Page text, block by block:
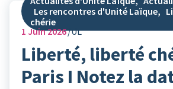
Les rencontres d'Unité Laïque,
chérie
1 Juin 2026 UL
Liberté, liberté
Paris I Notez la